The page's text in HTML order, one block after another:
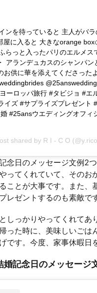
ンを待っていると 主人がバ
屋に入ると 大きなorange
らっと入ったパリのエルメ
アランデュカスのシャンパ
お供に華を添えてくださった
ーロッパ旅行 #タビジョ #
イズ #サプライズプレゼント
#25ansウエディングオフ
shared by R I - C O
念日のメッセージ文例2
ってくれていて、その
ことが大事です。また、
レゼントするのも素敵で
しっかりやってくれて
った時に、美味しいご
です。今度、家事休暇日
婚記念日のメッセー